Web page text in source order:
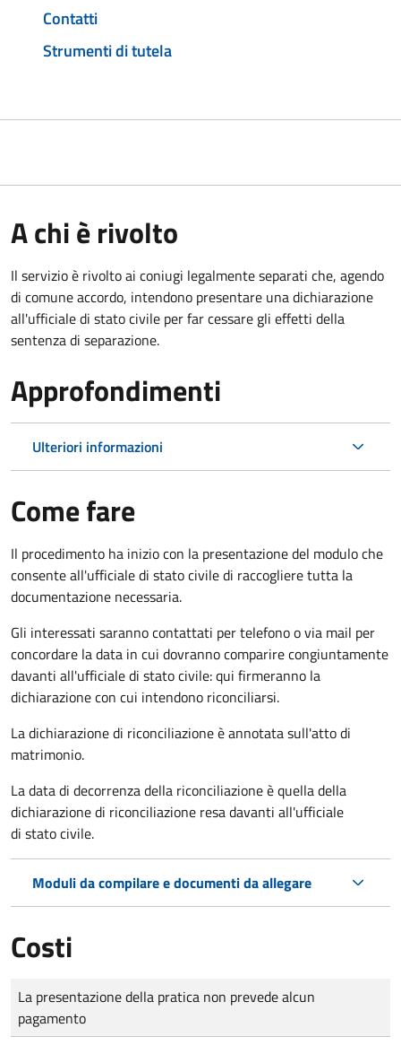
Contatti
Strumenti di tutela
A chi è rivolto
Il servizio è rivolto ai coniugi legalmente separati che, agendo
di comune accordo, intendono presentare una dichiarazione
all'ufficiale di stato civile per far cessare gli effetti della
sentenza di separazione.
Approfondimenti
Ulteriori informazioni
Come fare
Il procedimento ha inizio con la presentazione del modulo che
consente all'ufficiale di stato civile di raccogliere tutta la
documentazione necessaria.
Gli interessati saranno contattati per telefono o via mail per
concordare la data in cui dovranno comparire congiuntamente
davanti all'ufficiale di stato civile: qui firmeranno la
dichiarazione con cui intendono riconciliarsi.
La dichiarazione di riconciliazione è annotata sull'atto di
matrimonio.
La data di decorrenza della riconciliazione è quella della
dichiarazione di riconciliazione resa davanti all'ufficiale
di stato civile.
Moduli da compilare e documenti da allegare
Costi
Tipo di pagamento
Importo
La presentazione della pratica non prevede alcun
pagamento